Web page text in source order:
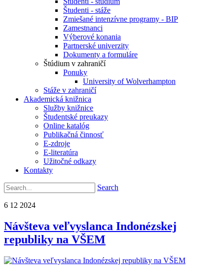
Študenti - stáže
Zmiešané intenzívne programy - BIP
Zamestnanci
Výberové konania
Partnerské univerzity
Dokumenty a formuláre
Štúdium v zahraničí
Ponuky
University of Wolverhampton
Stáže v zahraničí
Akademická knižnica
Služby knižnice
Študentské preukazy
Online katalóg
Publikačná činnosť
E-zdroje
E-literatúra
Užitočné odkazy
Kontakty
Search
6 12 2024
Návšteva veľvyslanca Indonézskej
republiky na VŠEM